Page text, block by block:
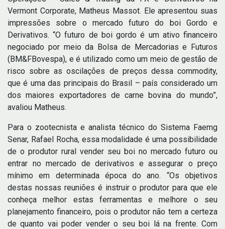
Vermont Corporate, Matheus Massot. Ele apresentou suas
impressões sobre o mercado futuro do boi Gordo e
Derivativos. “O futuro de boi gordo é um ativo financeiro
negociado por meio da Bolsa de Mercadorias e Futuros
(BM&FBovespa), e é utilizado como um meio de gestão de
risco sobre as oscilações de preços dessa commodity,
que é uma das principais do Brasil – país considerado um
dos maiores exportadores de carne bovina do mundo”,
avaliou Matheus.
Para o zootecnista e analista técnico do Sistema Faemg
Senar, Rafael Rocha, essa modalidade é uma possibilidade
de o produtor rural vender seu boi no mercado futuro ou
entrar no mercado de derivativos e assegurar o preço
mínimo em determinada época do ano. “Os objetivos
destas nossas reuniões é instruir o produtor para que ele
conheça melhor estas ferramentas e melhore o seu
planejamento financeiro, pois o produtor não tem a certeza
de quanto vai poder vender o seu boi lá na frente. Com